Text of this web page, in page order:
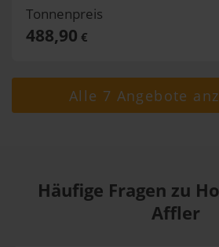
Tonnenpreis
488,90 €
Alle 7 Angebote
Häufige Fragen zu
Affler